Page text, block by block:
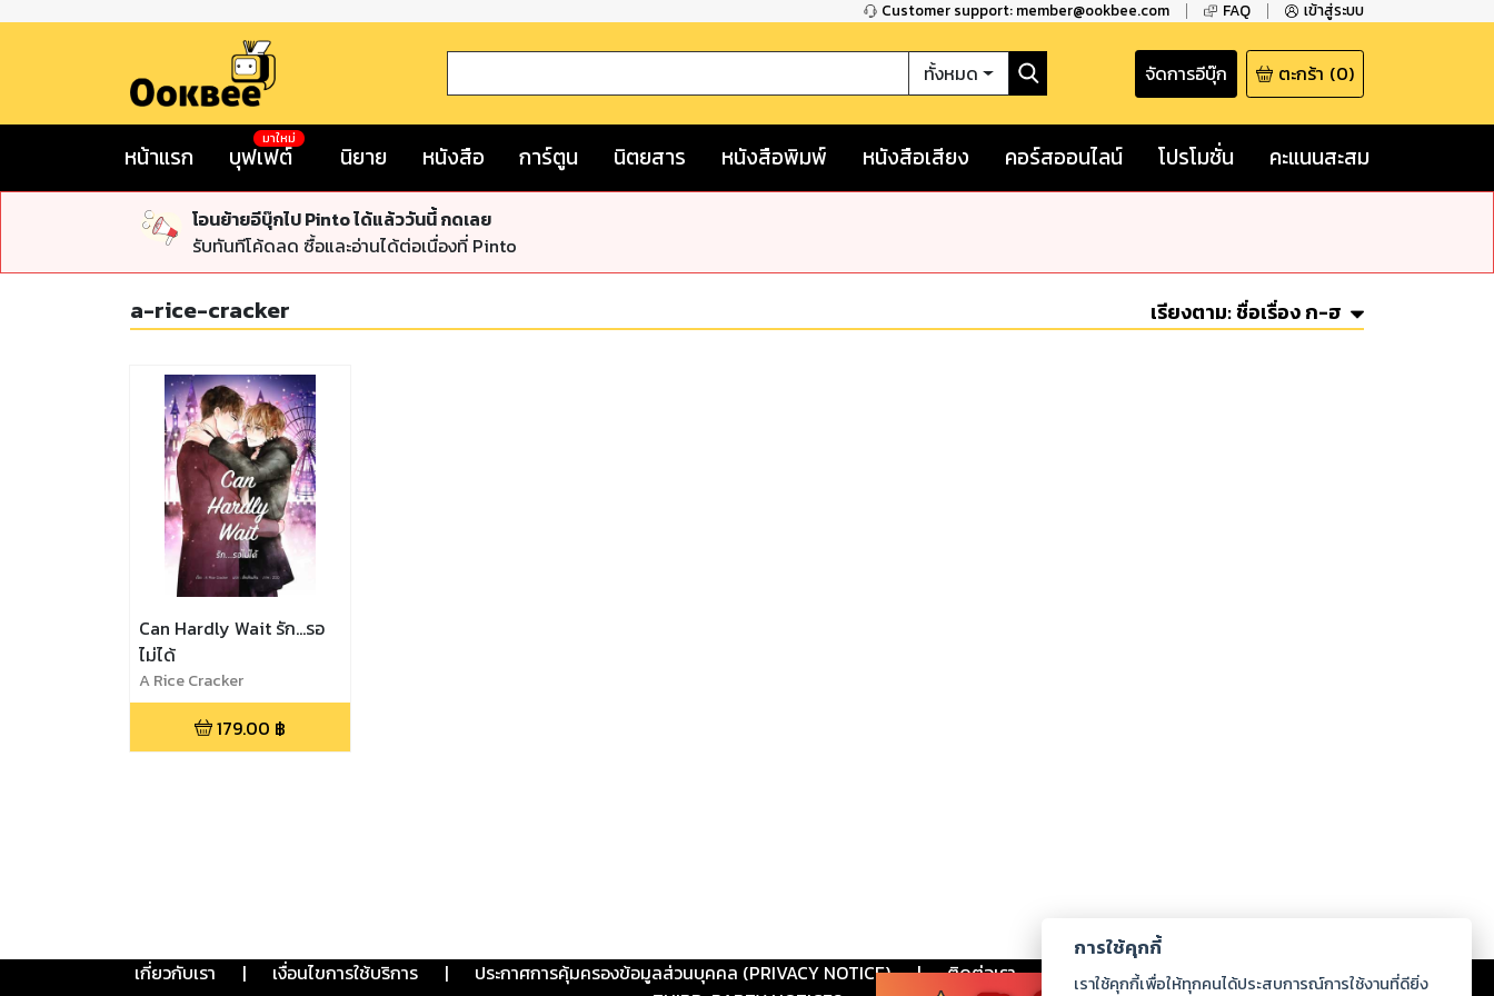
Customer support: member@ookbee.com FAQ เข้าสู่ระบบ
ทั้งหมด จัดการอีบุ๊ก ตะกร้า (0)
หน้าแรก บุฟเฟต์
มาใหม่
นิยาย หนังสือ การ์ตูน นิตยสาร หนังสือพิมพ์ หนังสือเสียง คอร์สออนไลน์ โปรโมชั่น คะแนนสะสม
โอนย้ายอีบุ๊กไป Pinto ได้แล้ววันนี้ กดเลย
รับทันทีโค้ดลด ซื้อและอ่านได้ต่อเนื่องที่ Pinto
a-rice-cracker เรียงตาม:ชื่อเรื่อง ก-ฮ
Can Hardly Wait รัก...รอ
ไม่ได้
A Rice Cracker
179.00 ฿
เกี่ยวกับเรา | เงื่อนไขการใช้บริการ | ประกาศการคุ้มครองข้อมูลส่วนบุคคล (PRIVACY NOTICE) | ติดต่อเรา ร่วมงานกับเรา ดาวน์โหลด
การใช้คุกกี้
เราใช้คุกกี้เพื่อให้ทุกคนได้ประสบการณ์การใช้งานที่ดียิ่ง